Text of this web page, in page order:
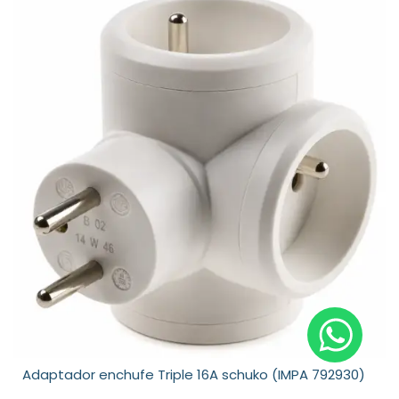
Adaptador enchufe Triple 16A schuko (IMPA 792930)